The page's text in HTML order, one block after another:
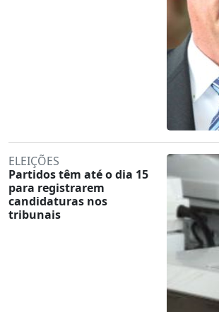
ELEIÇÕES
Partidos têm até o dia 15
para registrarem
candidaturas nos
tribunais